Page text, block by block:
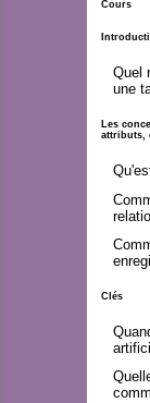
Cours
Quel
une
Les
attributs,
Clés